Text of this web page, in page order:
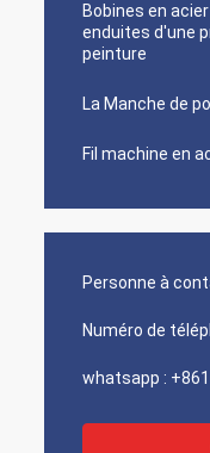
Bobines en
enduites d'une
peinture
La Manche de
Fil machine en
Personne à
Numéro de
whatsapp :